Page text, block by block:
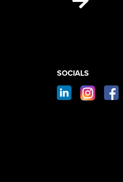
SOCIAL
SOCIALS